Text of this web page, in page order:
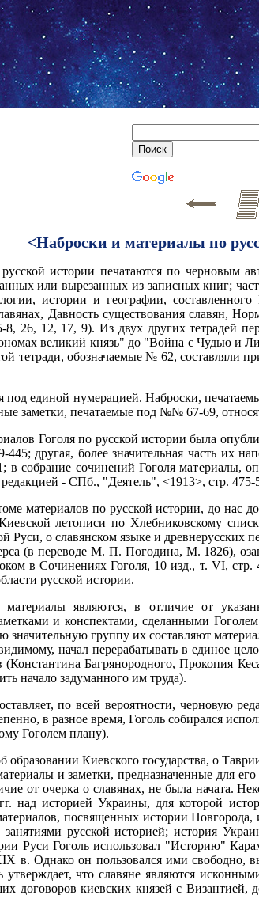
<Наброски и материалы по
истории печатаются по
или вырезанных из записных книг;
истории и географии,
Давность существования славян,
26, 12, 17, 9). Из двух других тетрадей
великий князь" до "Война с Чудью и
тетради, обозначаемые № 62, составляли
под единой нумерацией. Наброски,
заметки, печатаемые под №№ 67-69,
Гоголя по русской истории была
445; другая, более значительная часть
в собрание сочинений Гоголя
- СПб., "Деятель", <1913>, стр. 475-
материалов по русской истории, до нас
летописи по Хлебниковскому
Руси, о славянском языке и
(в переводе М. П. Погодина, М. 1826),
в Сочинениях Гоголя, 10 изд., т. VI,
русской истории.
являются, в отличие от
и конспектами, сделанными
группу их составляют
начал перерабатывать в единое
Багрянородного, Прокопия
начало задуманного им труда).
по всей вероятности, черновую
в разное время, Гоголь собирался
Гоголем плану).
образовании Киевского государства, о
и заметки, предназначенные для
от очерка о славянах, не была начата.
над историей Украины, для которой
посвященных истории
русской историей; история
Руси Гоголь использовал "Историю"
в. Однако он пользовался ими свободно,
утверждает, что славяне являются
договоров киевских князей с